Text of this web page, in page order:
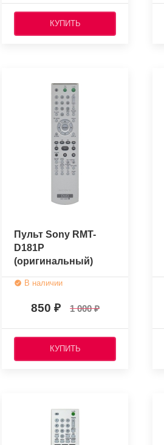
КУПИТЬ
Пульт Sony RMT-
D181P
(оригинальный)
В наличии
850 1 000
КУПИТЬ